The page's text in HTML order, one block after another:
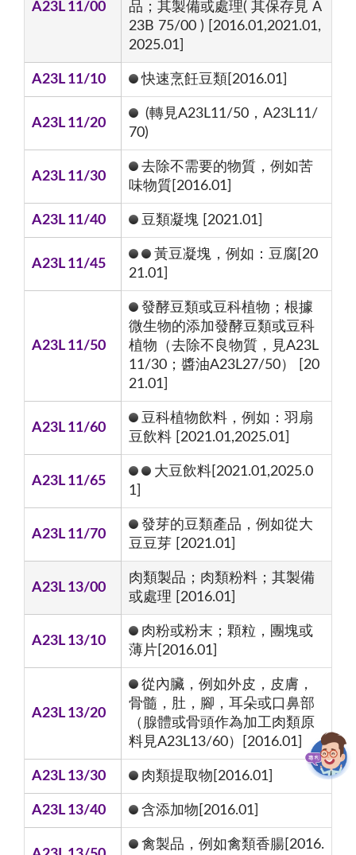
A23L 11/00
品；其製備或處理( 其保存見 A
23B 75/00 ) [2016.01,2021.01,
2025.01]
A23L 11/10 快速烹飪豆類[2016.01]
A23L 11/20
(轉見A23L11/50，A23L11/
70)
A23L 11/30
去除不需要的物質，例如苦
味物質[2016.01]
A23L 11/40 豆類凝塊 [2021.01]
A23L 11/45
黃豆凝塊，例如：豆腐[20
21.01]
A23L 11/50
發酵豆類或豆科植物；根據
微生物的添加發酵豆類或豆科
植物（去除不良物質，見A23L
11/30；醬油A23L27/50） [20
21.01]
A23L 11/60
豆科植物飲料，例如：羽扇
豆飲料 [2021.01,2025.01]
A23L 11/65
大豆飲料[2021.01,2025.0
1]
A23L 11/70
發芽的豆類產品，例如從大
豆豆芽 [2021.01]
A23L 13/00
肉類製品；肉類粉料；其製備
或處理 [2016.01]
A23L 13/10
肉粉或粉末；顆粒，團塊或
薄片[2016.01]
A23L 13/20
從內臟，例如外皮，皮膚，
骨髓，肚，腳，耳朵或口鼻部
（腺體或骨頭作為加工肉類原
料見A23L13/60）[2016.01]
A23L 13/30 肉類提取物[2016.01]
A23L 13/40 含添加物[2016.01]
禽製品，例如禽類香腸[2016.